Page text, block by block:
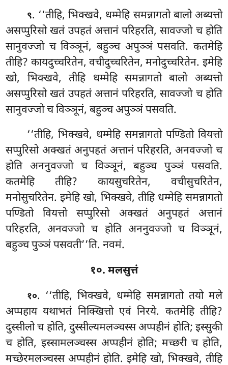
९. ‘‘तीहि, भिक्खवे, धम्मेहि समन्नागतो बालो अब्यत्तो
असप्पुरिसो खतं उपहतं अत्तानं परिहरति, सावज्जो च होति
सानुवज्जो च विञ्ञूनं, बहुञ्च अपुञ्ञं पसवति. कतमेहि
तीहि? कायदुच्चरितेन, वचीदुच्चरितेन, मनोदुच्चरितेन. इमेहि
खो, भिक्खवे, तीहि धम्मेहि समन्नागतो बालो अब्यत्तो
असप्पुरिसो खतं उपहतं अत्तानं परिहरति, सावज्जो च होति
सानुवज्जो च विञ्ञूनं, बहुञ्च अपुञ्ञं पसवति.
‘‘तीहि, भिक्खवे, धम्मेहि समन्नागतो पण्डितो वियत्तो
सप्पुरिसो अक्खतं अनुपहतं अत्तानं परिहरति, अनवज्जो च
होति अननुवज्जो च विञ्ञूनं, बहुञ्च पुञ्ञं पसवति.
कतमेहि तीहि? कायसुचरितेन, वचीसुचरितेन,
मनोसुचरितेन. इमेहि खो, भिक्खवे, तीहि धम्मेहि समन्नागतो
पण्डितो वियत्तो सप्पुरिसो अक्खतं अनुपहतं अत्तानं
परिहरति, अनवज्जो च होति अननुवज्जो च विञ्ञूनं,
बहुञ्च पुञ्ञं पसवती’’ति. नवमं.
१०. मलसुत्तं
१०. ‘‘तीहि, भिक्खवे, धम्मेहि समन्नागतो तयो मले
अप्पहाय यथाभतं निक्खित्तो एवं निरये. कतमेहि तीहि?
दुस्सीलो च होति, दुस्सील्यमलञ्चस्स अप्पहीनं होति; इस्सुकी
च होति, इस्सामलञ्चस्स अप्पहीनं होति; मच्छरी च होति,
मच्छेरमलञ्चस्स अप्पहीनं होति. इमेहि खो, भिक्खवे, तीहि